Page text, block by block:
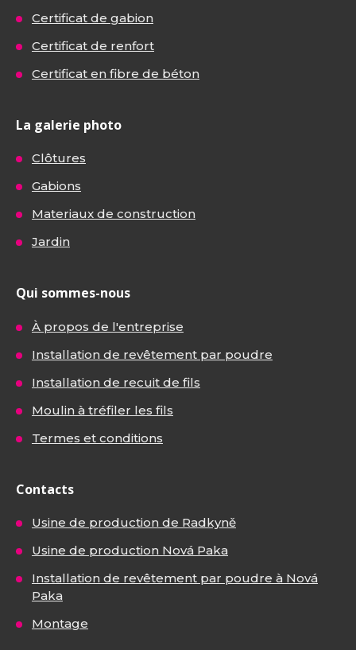
Certificat de gabion
Certificat de renfort
Certificat en fibre de béton
La galerie photo
Clôtures
Gabions
Materiaux de construction
Jardin
Qui sommes-nous
À propos de l'entreprise
Installation de revêtement par poudre
Installation de recuit de fils
Moulin à tréfiler les fils
Termes et conditions
Contacts
Usine de production de Radkyně
Usine de production Nová Paka
Installation de revêtement par poudre à Nová
Paka
Montage